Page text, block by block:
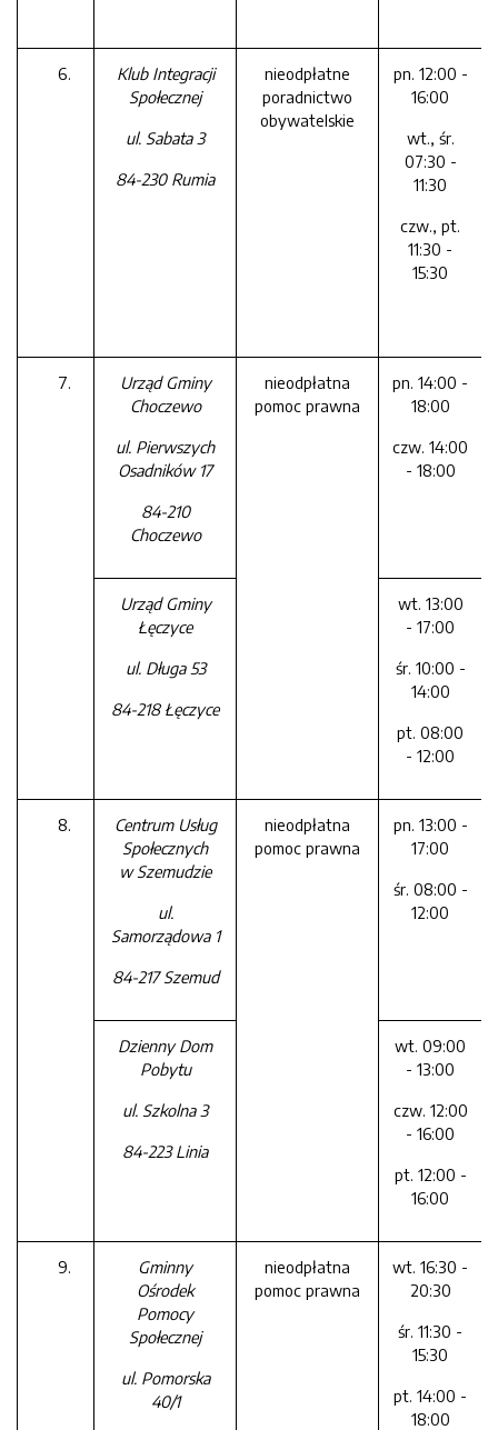
Klub Integracji
Społecznej
ul. Sabata 3
84-230 Rumia
nieodpłatne
poradnictwo
obywatelskie
pn. 12:00 -
16:00
wt., śr.
07:30 -
11:30
czw., pt.
11:30 -
15:30
Urząd Gminy
Choczewo
ul. Pierwszych
Osadników 17
84-210
Choczewo
nieodpłatna
pomoc prawna
pn. 14:00 -
18:00
czw. 14:00
- 18:00
Urząd Gminy
Łęczyce
ul. Długa 53
84-218 Łęczyce
wt. 13:00
- 17:00
śr. 10:00 -
14:00
pt. 08:00
- 12:00
Centrum Usług
Społecznych
w Szemudzie
ul.
Samorządowa 1
84-217 Szemud
nieodpłatna
pomoc prawna
pn. 13:00 -
17:00
śr. 08:00 -
12:00
Dzienny Dom
Pobytu
ul. Szkolna 3
84-223 Linia
wt. 09:00
- 13:00
czw. 12:00
- 16:00
pt. 12:00 -
16:00
Gminny
Ośrodek
Pomocy
Społecznej
ul. Pomorska
40/1
nieodpłatna
pomoc prawna
wt. 16:30 -
20:30
śr. 11:30 -
15:30
pt. 14:00 -
18:00